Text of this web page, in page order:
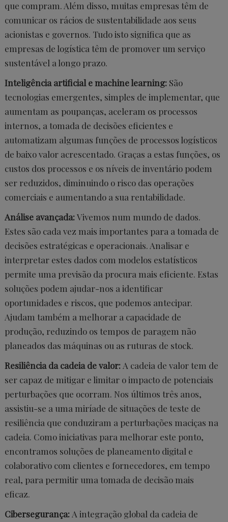
que compram. Além disso, muitas empresas têm de
comunicar os rácios de sustentabilidade aos seus
acionistas e governos. Tudo isto significa que as
empresas de logística têm de promover um serviço
sustentável a longo prazo.
Inteligência artificial e machine learning: São
tecnologias emergentes, simples de implementar, que
aumentam as poupanças, aceleram os processos
internos, a tomada de decisões eficientes e
automatizam algumas funções de processos logísticos
de baixo valor acrescentado. Graças a estas funções, os
custos dos processos e os níveis de inventário podem
ser reduzidos, diminuindo o risco das operações
comerciais e aumentando a sua rentabilidade.
Análise avançada:Vivemos num mundo de dados.
Estes são cada vez mais importantes para a tomada de
decisões estratégicas e operacionais. Analisar e
interpretar estes dados com modelos estatísticos
permite uma previsão da procura mais eficiente. Estas
soluções podem ajudar-nos a identificar
oportunidades e riscos, que podemos antecipar.
Ajudam também a melhorar a capacidade de
produção, reduzindo os tempos de paragem não
planeados das máquinas ou as ruturas de stock.
Resiliência da cadeia de valor: A cadeia de valor tem de
ser capaz de mitigar e limitar o impacto de potenciais
perturbações que ocorram. Nos últimos três anos,
assistiu-se a uma miríade de situações de teste de
resiliência que conduziram a perturbações maciças na
cadeia. Como iniciativas para melhorar este ponto,
encontramos soluções de planeamento digital e
colaborativo com clientes e fornecedores, em tempo
real, para permitir uma tomada de decisão mais
eficaz.
Cibersegurança: A integração global da cadeia de